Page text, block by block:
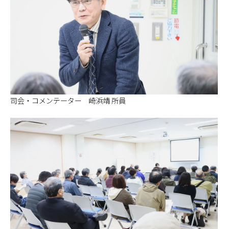
司会・コメンテーター 崎浜靖 所員